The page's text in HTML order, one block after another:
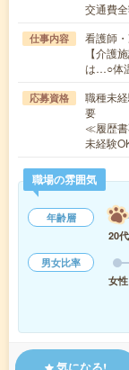
交通費
仕事内容
看護師
【介護
は…○体
応募資格
職種未
要
≪履歴書
未経験
職場の雰囲気
年齢層
20代
男女比率
女性